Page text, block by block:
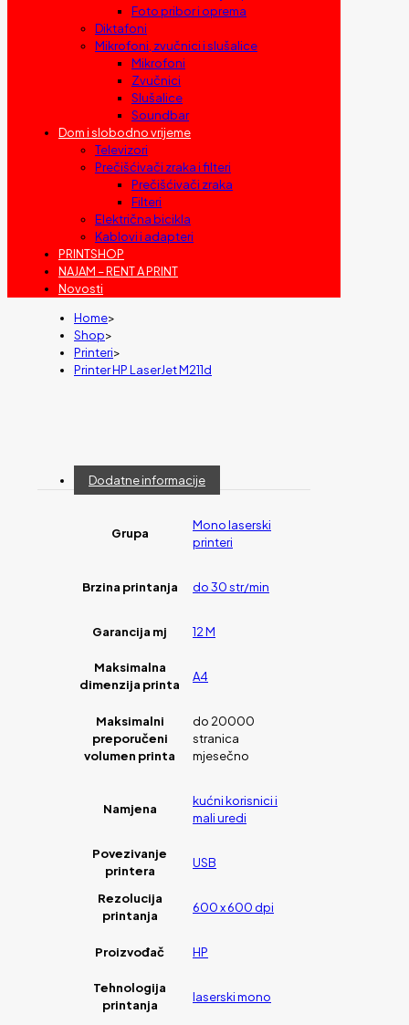
Foto pribor i oprema
Diktafoni
Mikrofoni, zvučnici i slušalice
Mikrofoni
Zvučnici
Slušalice
Soundbar
Dom i slobodno vrijeme
Televizori
Prečišćivači zraka i filteri
Prečišćivači zraka
Filteri
Električna bicikla
Kablovi i adapteri
PRINTSHOP
NAJAM – RENT A PRINT
Novosti
Home>
Shop>
Printeri>
Printer HP LaserJet M211d
Dodatne informacije
Grupa
Mono laserski
printeri
Brzina printanja do 30 str/min
Garancija mj 12 M
Maksimalna
dimenzija printa
A4
Maksimalni
preporučeni
volumen printa
do 20000
stranica
mjesečno
Namjena
kućni korisnici i
mali uredi
Povezivanje
printera
USB
Rezolucija
printanja
600 x 600 dpi
Proizvođač HP
Tehnologija
printanja
laserski mono